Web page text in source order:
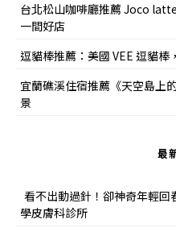
台北松山咖啡廳推薦 Joco
一間好店
逗貓棒推薦：美國 VEE 逗貓
宜蘭礁溪住宿推薦《天空島上
景
最
看不出動過針！卻神奇年輕回
學皮膚科診所